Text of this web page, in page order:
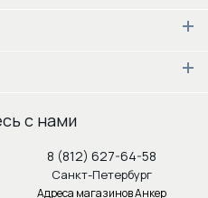
с нами
8 (812) 627-64-58
Санкт-Петербург
Адреса магазинов Анкер